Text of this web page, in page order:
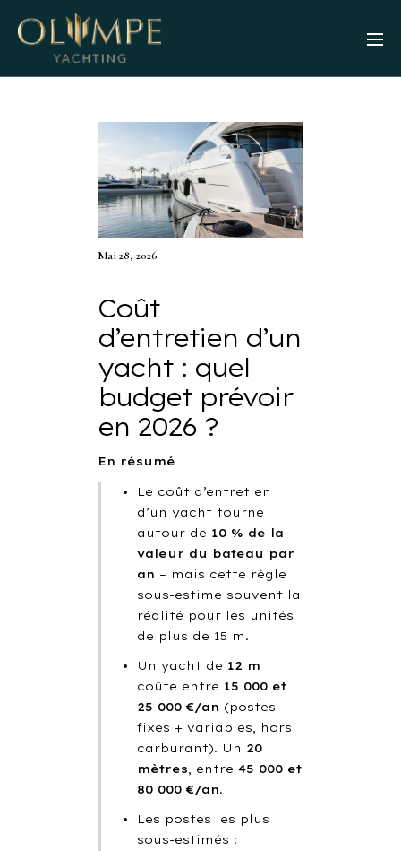
Mai 28, 2026
Coût
d’entretien d’un
yacht : quel
budget prévoir
en 2026 ?
En résumé
Le coût d’entretien
d’un yacht tourne
autour de 10 % de la
valeur du bateau par
an – mais cette règle
sous-estime souvent la
réalité pour les unités
de plus de 15 m.
Un yacht de 12 m
coûte entre 15 000 et
25 000 €/an (postes
fixes + variables, hors
carburant). Un 20
mètres , entre 45 000 et
80 000 €/an.
Les postes les plus
sous-estimés :